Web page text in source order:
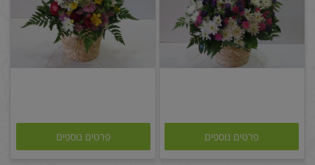
פרטים נוספים פרטים נוספים